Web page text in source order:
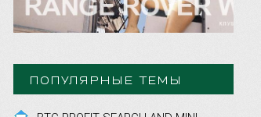
ПОПУЛЯРНЫЕ ТЕМЫ